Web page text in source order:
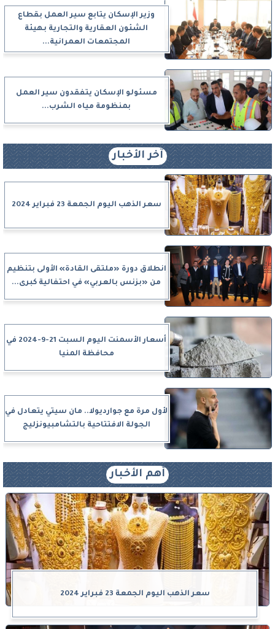
وزير الإسكان يتابع سير العمل بقطاع
الشئون العقارية والتجارية بهيئة
المجتمعات العمرانية...
مسئولو الإسكان يتفقدون سير العمل
بمنظومة مياه الشرب...
آخر الأخبار
سعر الذهب اليوم الجمعة 23 فبراير 2024
انطلاق دورة «ملتقى القادة» الأولى بتنظيم
من «بزنس بالعربي» في احتفالية كبرى...
أسعار الأسمنت اليوم السبت 21-9-2024 في
محافظة المنيا
لأول مرة مع جوارديولا.. مان سيتي يتعادل في
الجولة الافتتاحية بالتشامبيونزليج
أهم الأخبار
سعر الذهب اليوم الجمعة 23 فبراير 2024